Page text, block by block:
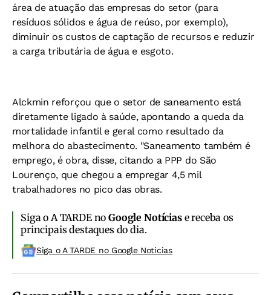
área de atuação das empresas do setor (para
resíduos sólidos e água de reúso, por exemplo),
diminuir os custos de captação de recursos e reduzir
a carga tributária de água e esgoto.
Alckmin reforçou que o setor de saneamento está
diretamente ligado à saúde, apontando a queda da
mortalidade infantil e geral como resultado da
melhora do abastecimento. "Saneamento também é
emprego, é obra, disse, citando a PPP do São
Lourenço, que chegou a empregar 4,5 mil
trabalhadores no pico das obras.
Siga o A TARDE noGoogle Notíciase receba os
principais destaques do dia.
Siga o A TARDE no Google Noticias